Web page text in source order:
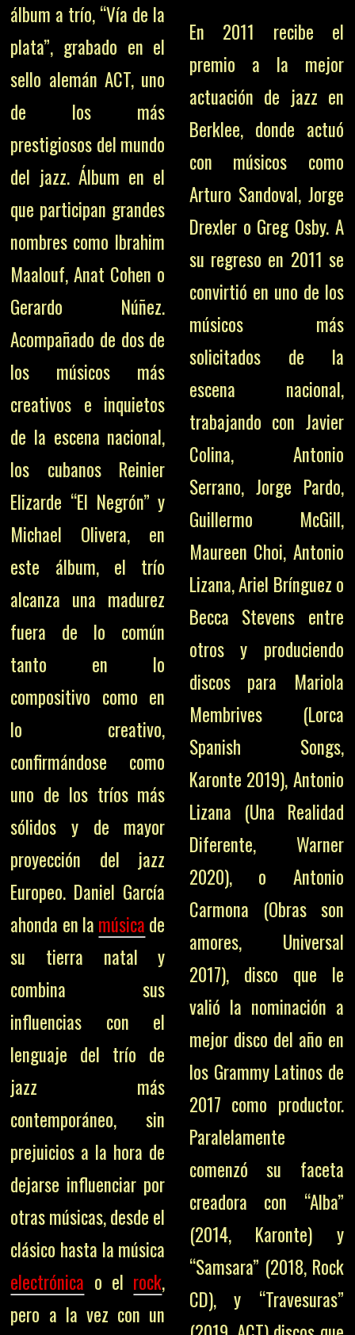
álbum a trío, “Vía de la
plata”, grabado en el
sello alemán ACT, uno
de los más
prestigiosos del mundo
del jazz. Álbum en el
que participan grandes
nombres como Ibrahim
Maalouf, Anat Cohen o
Gerardo Núñez.
Acompañado de dos de
los músicos más
creativos e inquietos
de la escena nacional,
los cubanos Reinier
Elizarde “El Negrón” y
Michael Olivera, en
este álbum, el trío
alcanza una madurez
fuera de lo común
tanto en lo
compositivo como en
lo creativo,
confirmándose como
uno de los tríos más
sólidos y de mayor
proyección del jazz
Europeo. Daniel García
ahonda en la música de
su tierra natal y
combina sus
influencias con el
lenguaje del trío de
jazz más
contemporáneo, sin
prejuicios a la hora de
dejarse influenciar por
otras músicas, desde el
clásico hasta la música
electrónica o el rock,
pero a la vez con un
En 2011 recibe el
premio a la mejor
actuación de jazz en
Berklee, donde actuó
con músicos como
Arturo Sandoval, Jorge
Drexler o Greg Osby. A
su regreso en 2011 se
convirtió en uno de los
músicos más
solicitados de la
escena nacional,
trabajando con Javier
Colina, Antonio
Serrano, Jorge Pardo,
Guillermo McGill,
Maureen Choi, Antonio
Lizana, Ariel Brínguez o
Becca Stevens entre
otros y produciendo
discos para Mariola
Membrives (Lorca
Spanish Songs,
Karonte 2019), Antonio
Lizana (Una Realidad
Diferente, Warner
2020), o Antonio
Carmona (Obras son
amores, Universal
2017), disco que le
valió la nominación a
mejor disco del año en
los Grammy Latinos de
2017 como productor.
Paralelamente
comenzó su faceta
creadora con “Alba”
(2014, Karonte) y
“Samsara” (2018, Rock
CD), y “Travesuras”